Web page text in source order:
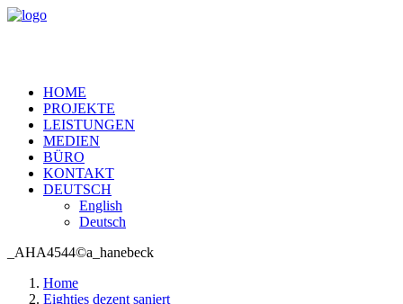
HOME
PROJEKTE
LEISTUNGEN
MEDIEN
BÜRO
KONTAKT
DEUTSCH
English
Deutsch
_AHA4544©a_hanebeck
Home
Eighties dezent saniert